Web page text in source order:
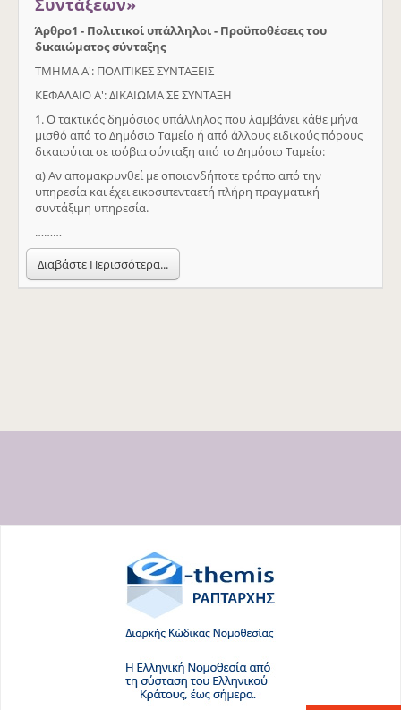
Άρθρο1 - Πολιτικοί υπάλληλοι - Προϋποθέσεις του
δικαιώματος σύνταξης
ΤΜΗΜΑ Α': ΠΟΛΙΤΙΚΕΣ ΣΥΝΤΑΞΕΙΣ
ΚΕΦΑΛΑΙΟ Α': ΔΙΚΑΙΩΜΑ ΣΕ ΣΥΝΤΑΞΗ
1. Ο τακτικός δημόσιος υπάλληλος που λαμβάνει κάθε μήνα
μισθό από το Δημόσιο Ταμείο ή από άλλους ειδικούς πόρους
δικαιούται σε ισόβια σύνταξη από το Δημόσιο Ταμείο:
α) Αν απομακρυνθεί με οποιονδήποτε τρόπο από την
υπηρεσία και έχει εικοσιπενταετή πλήρη πραγματική
συντάξιμη υπηρεσία.
………
Διαβάστε Περισσότερα...